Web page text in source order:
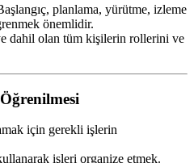
planlama, yürütme, izleme
önemlidir.
dahil olan tüm kişilerin rollerini ve
için gerekli işlerin
işleri organize etmek.